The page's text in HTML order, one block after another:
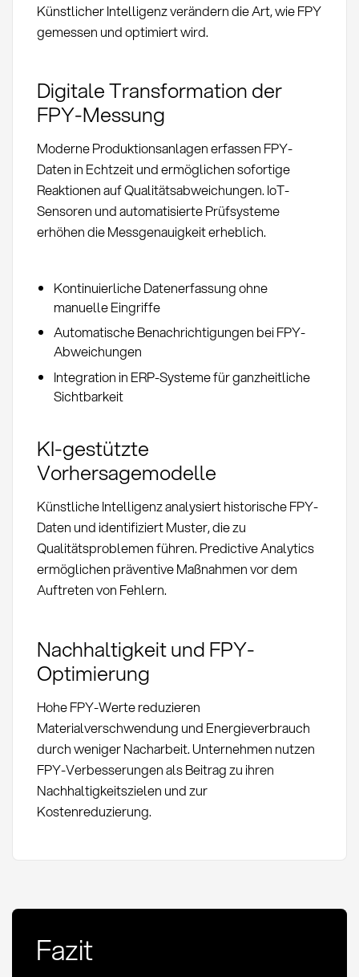
Künstlicher Intelligenz verändern die Art, wie FPY
gemessen und optimiert wird.
Digitale Transformation der
FPY-Messung
Moderne Produktionsanlagen erfassen FPY-
Daten in Echtzeit und ermöglichen sofortige
Reaktionen auf Qualitätsabweichungen. IoT-
Sensoren und automatisierte Prüfsysteme
erhöhen die Messgenauigkeit erheblich.
Kontinuierliche Datenerfassung ohne
manuelle Eingriffe
Automatische Benachrichtigungen bei FPY-
Abweichungen
Integration in ERP-Systeme für ganzheitliche
Sichtbarkeit
KI-gestützte
Vorhersagemodelle
Künstliche Intelligenz analysiert historische FPY-
Daten und identifiziert Muster, die zu
Qualitätsproblemen führen. Predictive Analytics
ermöglichen präventive Maßnahmen vor dem
Auftreten von Fehlern.
Nachhaltigkeit und FPY-
Optimierung
Hohe FPY-Werte reduzieren
Materialverschwendung und Energieverbrauch
durch weniger Nacharbeit. Unternehmen nutzen
FPY-Verbesserungen als Beitrag zu ihren
Nachhaltigkeitszielen und zur
Kostenreduzierung.
Fazit